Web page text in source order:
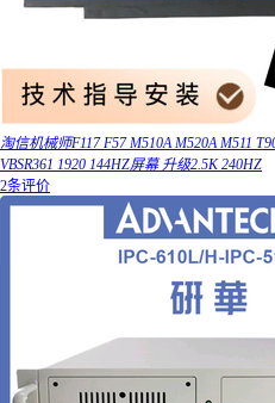
淘信机械师F117 F57 M510A M520A M511
VBSR361 1920 144HZ屏幕 升级2.5K 240HZ
2条评价